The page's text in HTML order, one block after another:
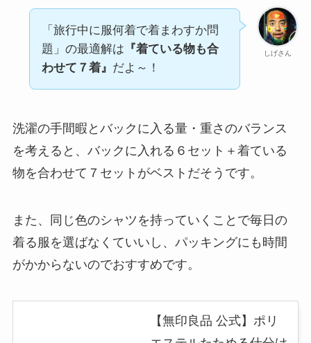
しげさん
「旅行中に服何着で着まわすか問
題」の最適解は 『着ている物も合
わせて７着』 だよ～！
洗濯の手間暇とバックに入る量・重さのバランス
を考えると、バックに入れる６セット＋着ている
物を合わせて７セットがベストだそうです。
また、同じ色のシャツを持っていくことで毎日の
着る服を選ばなくていいし、パッキングにも時間
がかからないのでおすすめです。
【無印良品 公式】ポリ